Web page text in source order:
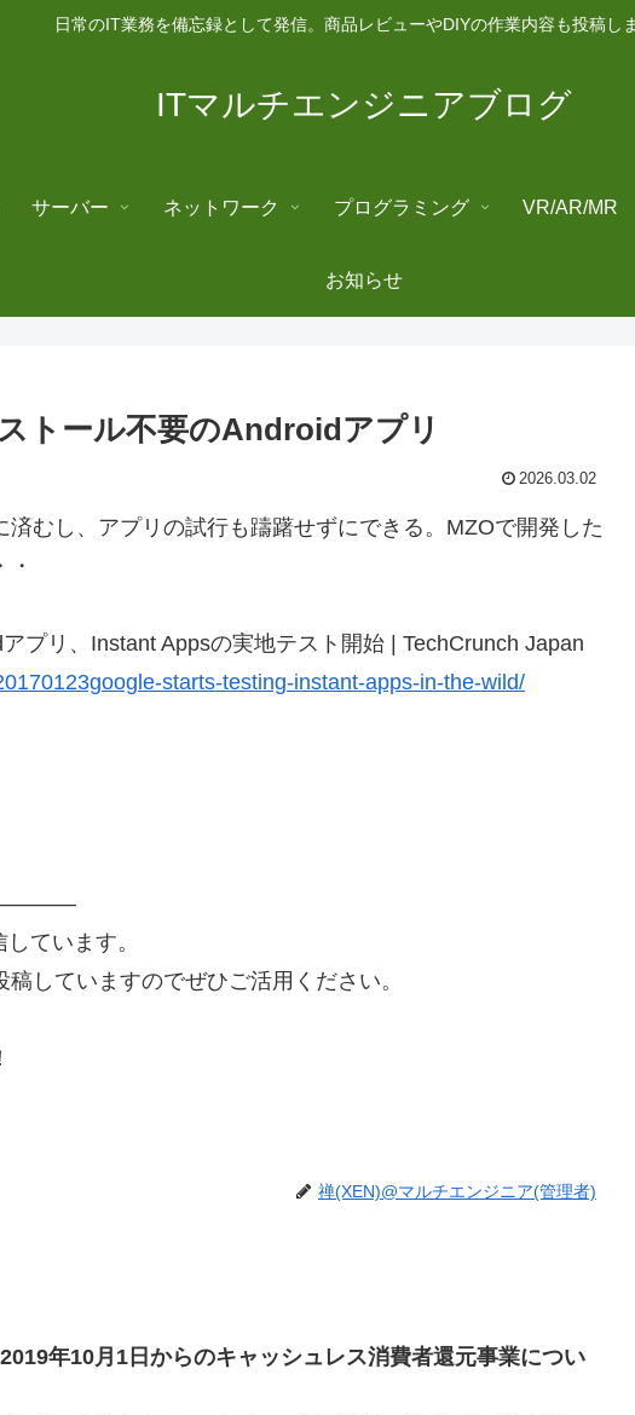
日常のIT業務を備忘録として発信。商品レビューやDIYの作業内容も投稿し
ITマルチエンジニアブログ
サーバー ネットワーク プログラミング VR/AR/MR
お知らせ
トール不要のAndroidアプリ
2026.03.02
むし、アプリの試行も躊躇せずにできる。MZOで開発した
プリ、Instant Appsの実地テスト開始 | TechCrunch Japan
starts-testing-instant-apps-in-the-wild/
ています。
していますのでぜひご活用ください。
禅(XEN)@マルチエンジニア(管理者)
2019年10月1日からのキャッシュレス消費者還元事業につい